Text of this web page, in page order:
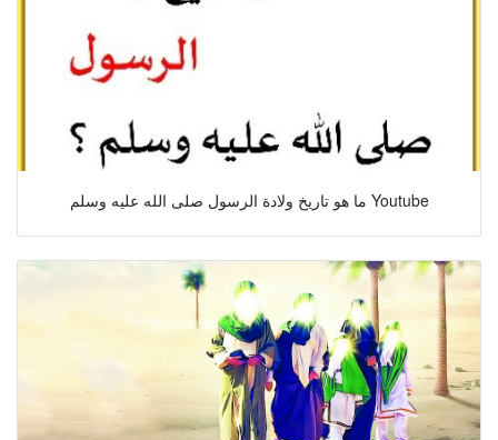
ما هو تاريخ ولادة الرسول صلى الله عليه وسلم Youtube